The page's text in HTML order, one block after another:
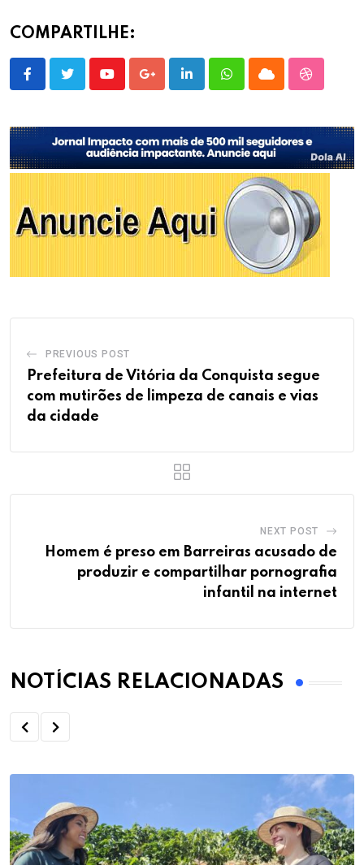
COMPARTILHE:
YoutubeGoogle+LinkedInWhatsappCloud
PREVIOUS POST
Prefeitura de Vitória da Conquista segue
com mutirões de limpeza de canais e vias
da cidade
NEXT POST
Homem é preso em Barreiras acusado de
produzir e compartilhar pornografia
infantil na internet
NOTÍCIAS RELACIONADAS